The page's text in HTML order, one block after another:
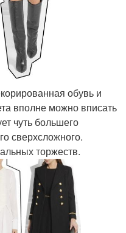
обувь и
вполне можно вписать
чуть большего
сверхсложного.
торжеств.